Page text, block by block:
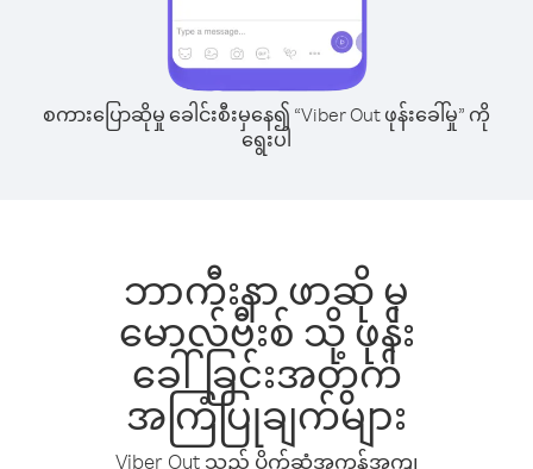
စကားပြောဆိုမှု ခေါင်းစီးမှနေ၍ “Viber Out ဖုန်းခေါ်မှု” ကို
ရွေးပါ
ဘာကီးနာ ဖာဆို မှ
မောလ်ဗီးစ် သို့ ဖုန်း
ခေါ်ခြင်းအတွက်
အကြံပြုချက်များ
Viber Out သည် ပိုက်ဆံအကုန်အကျ